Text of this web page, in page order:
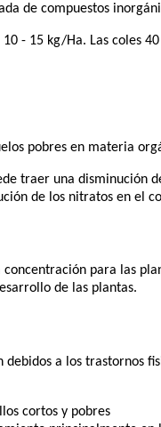
de compuestos
- 15 kg/Ha. Las coles
pobres en materia
traer una
de los nitratos en el
para las
de las plantas.
debidos a los trastornos
cortos y pobres